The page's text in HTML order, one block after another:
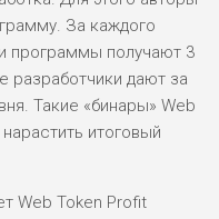
За каждого
программы получают 3
разработчики дают за
Такие «бинары» Web
итоговый
Web Token Profit